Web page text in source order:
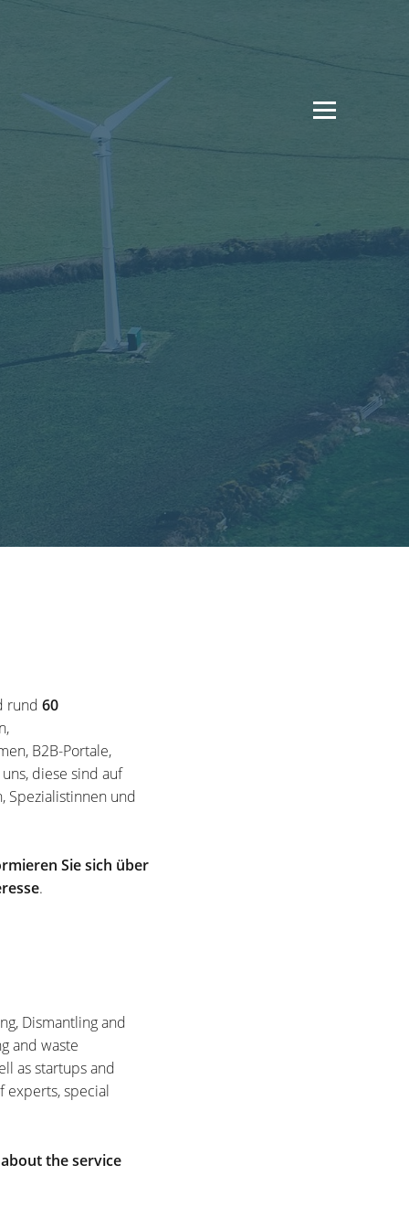
rund 60
B2B-Portale,
diese sind auf
Spezialistinnen und
Sie sich über
.
Dismantling and
and waste
as startups and
experts, special
the service